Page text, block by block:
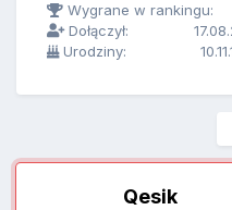
Wygrane w rankingu:
Dołączył:
Urodziny:
Qesik